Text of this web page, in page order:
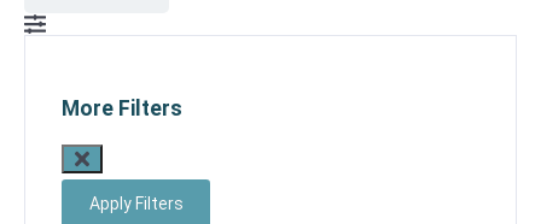
More Filters
Apply Filters